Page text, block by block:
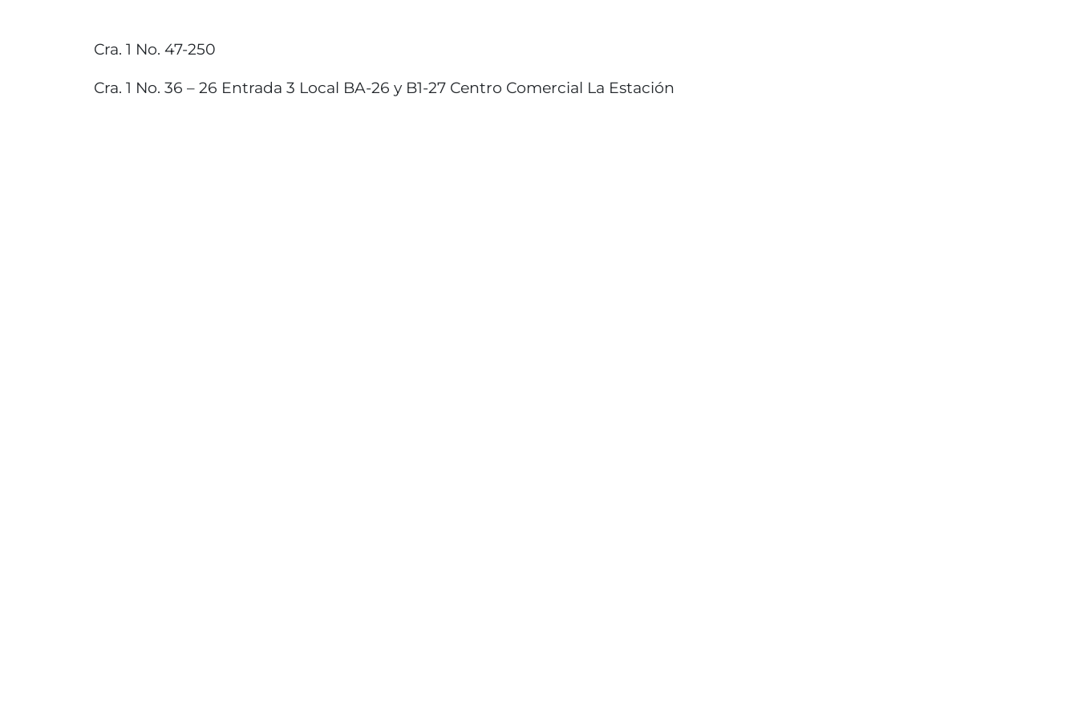
Cra. 1 No. 47-250
Cra. 1 No. 36 – 26 Entrada 3 Local BA-26 y B1-27 Centro Comercial La Estación